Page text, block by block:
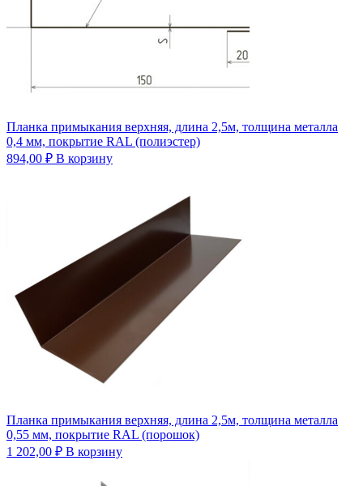
Планка примыкания верхняя, длина 2,5м, толщина металла
0,4 мм, покрытие RAL (полиэстер)
894,00 ₽ В корзину
Планка примыкания верхняя, длина 2,5м, толщина металла
0,55 мм, покрытие RAL (порошок)
1 202,00 ₽ В корзину